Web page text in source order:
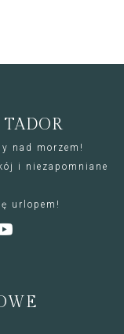
nad morzem!
i niezapomniane
urlopem!